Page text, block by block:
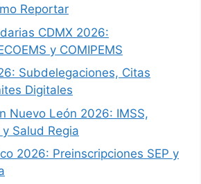
Reportar
CDMX 2026:
y COMIPEMS
Subdelegaciones, Citas
Digitales
Nuevo León 2026: IMSS,
Salud Regia
2026: Preinscripciones SEP y